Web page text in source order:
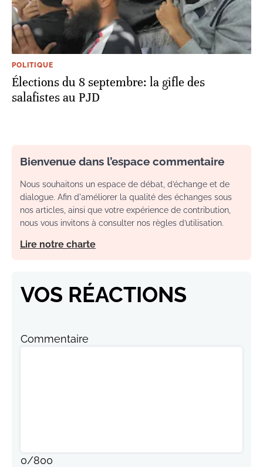
POLITIQUE
Élections du 8 septembre: la gifle des
salafistes au PJD
Bienvenue dans l’espace commentaire
Nous souhaitons un espace de débat, d’échange et de
dialogue. Afin d'améliorer la qualité des échanges sous
nos articles, ainsi que votre expérience de contribution,
nous vous invitons à consulter nos règles d’utilisation.
Lire notre charte
VOS RÉACTIONS
Commentaire
0/800